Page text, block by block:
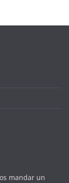
mandar un